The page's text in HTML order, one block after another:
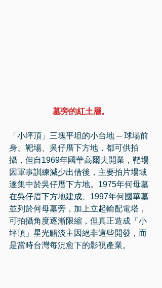
墓旁的紅土層。
「小坪頂」三塊平坦的小台地 ─ 球場前
身、靶場、吳仔厝下方地，都可供拍
攝，但自1969年國華高爾夫開業，靶場
因軍事訓練減少出借後，主要拍片場域
遂集中於吳仔厝下方地。1975年何母墓
在吳仔厝下方地建成、1997年何國華墓
並列於何母墓旁，加上立起輸配電塔，
可拍攝角度逐漸限縮，但真正造成「小
坪頂」星光黯淡主因絕非這些開發，而
是當時台灣每況愈下的影視產業。